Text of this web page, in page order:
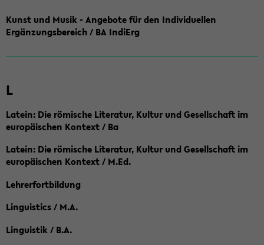
Kunst und Musik - Angebote für den Individuellen
Ergänzungsbereich / BA IndiErg
L
Latein: Die römische Literatur, Kultur und Gesellschaft im
europäischen Kontext / Ba
Latein: Die römische Literatur, Kultur und Gesellschaft im
europäischen Kontext / M.Ed.
Lehrerfortbildung
Linguistics / M.A.
Linguistik / B.A.